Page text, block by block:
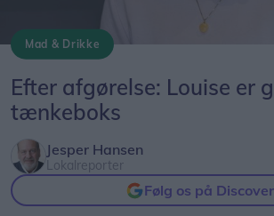
Mad & Drikke
Efter afgørelse: Louise er
tænkeboks
Jesper Hansen
Lokalreporter
Følg os på Discover